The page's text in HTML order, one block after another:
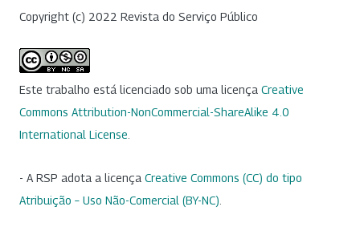
Copyright (c) 2022 Revista do Serviço Público
Este trabalho está licenciado sob uma licença Creative
Commons Attribution-NonCommercial-ShareAlike 4.0
International License
- A RSP adota a licença Creative Commons (CC) do tipo
Atribuição – Uso Não-Comercial (BY-NC)